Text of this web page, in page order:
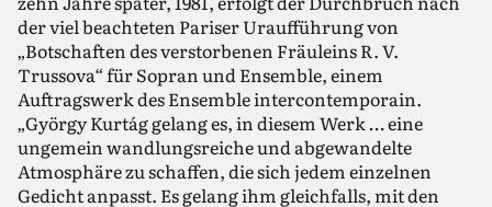
der viel beachteten Pariser Uraufführung von
„Botschaften des verstorbenen Fräuleins R. V.
Trussova“ für Sopran und Ensemble, einem
Auftragswerk des Ensemble intercontemporain.
„György Kurtág gelang es, in diesem Werk … eine
ungemein wandlungsreiche und abgewandelte
Atmosphäre zu schaffen, die sich jedem einzelnen
Gedicht anpasst. Es gelang ihm gleichfalls, mit den